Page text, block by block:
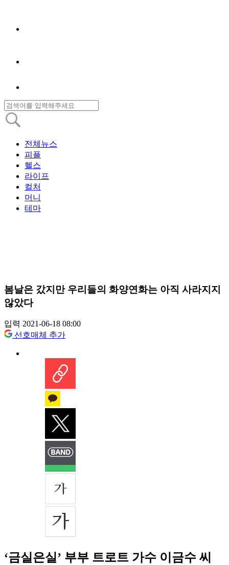
전체뉴스
피플
헬스
라이프
컬처
머니
테마
봄날은 갔지만 우리들의 화양연화는 아직 사라지지
않았다
입력 2021-06-18 08:00
선호매체 추가
‘금실은실’ 부부 트로트 가수 이금수 씨